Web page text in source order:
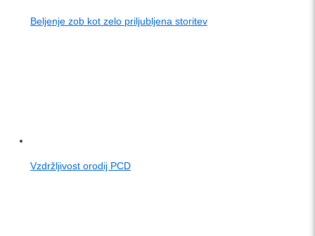
Beljenje zob kot zelo priljubljena storitev
Vzdržljivost orodij PCD